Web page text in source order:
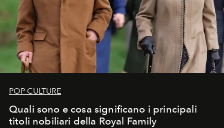
POP CULTURE
Quali sono e cosa significano i principali
titoli nobiliari della Royal Family